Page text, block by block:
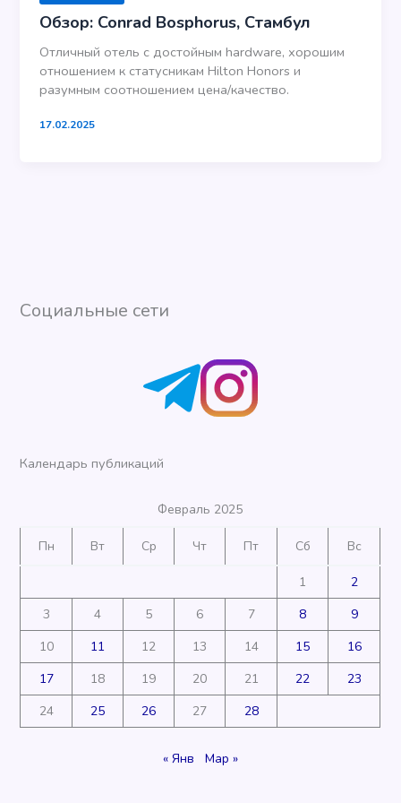
Обзор: Conrad Bosphorus, Стамбул
Отличный отель с достойным hardware, хорошим
отношением к статусникам Hilton Honors и
разумным соотношением цена/качество.
17.02.2025
Социальные сети
Календарь публикаций
Февраль 2025
Пн Вт Ср Чт Пт Сб Вс
1
2
3
4 5 6 7 8
9
10
11 12 13 14 15
16
17
18 19 20 21 22
23
24
25 26 27 28
« Янв Мар »